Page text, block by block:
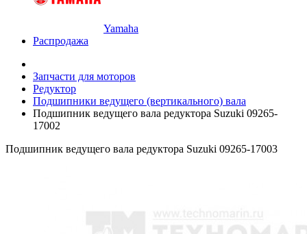
Yamaha
Распродажа
Запчасти для моторов
Редуктор
Подшипники ведущего (вертикального) вала
Подшипник ведущего вала редуктора Suzuki 09265-
17002
Подшипник ведущего вала редуктора Suzuki 09265-17003